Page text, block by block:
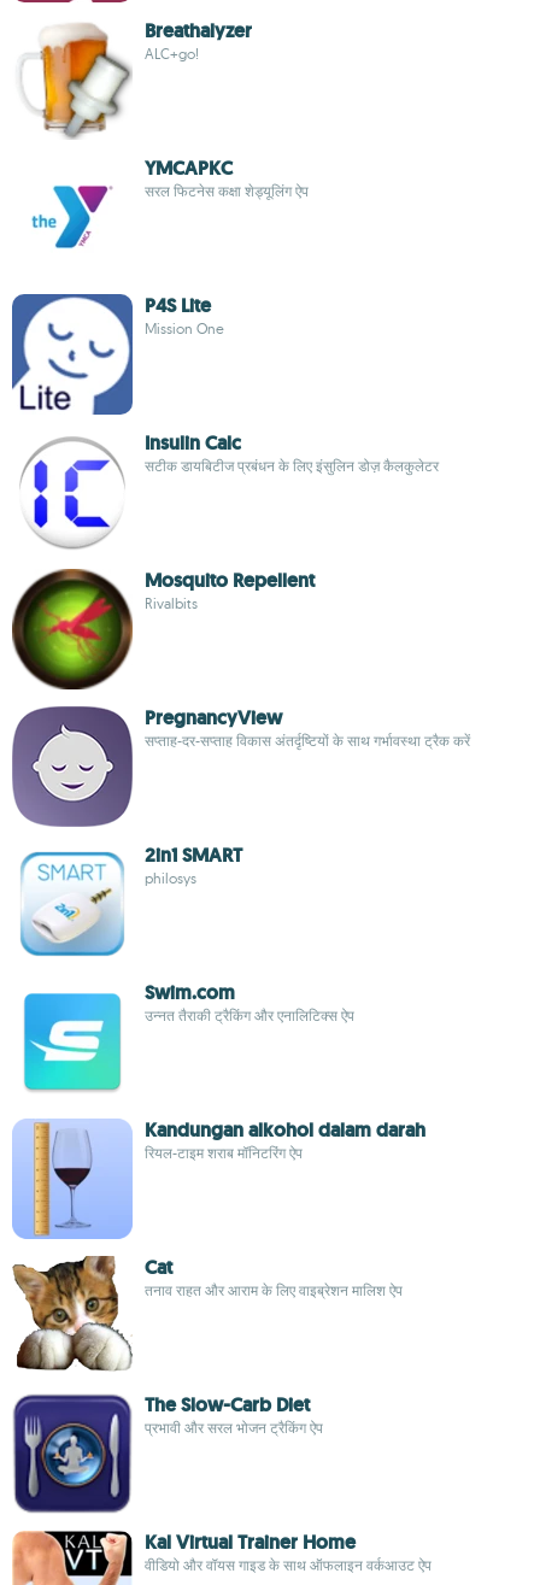
Breathalyzer
ALC+go!
YMCAPKC
सरल फिटनेस कक्षा शेड्यूलिंग ऐप
P4S Lite
Mission One
Insulin Calc
सटीक डायबिटीज प्रबंधन के लिए इंसुलिन डोज़ कैलकुलेटर
Mosquito Repellent
Rivalbits
PregnancyView
सप्ताह-दर-सप्ताह विकास अंतर्दृष्टियों के साथ गर्भावस्था ट्रैक करें
2in1 SMART
philosys
Swim.com
उन्नत तैराकी ट्रैकिंग और एनालिटिक्स ऐप
Kandungan alkohol dalam darah
रियल-टाइम शराब मॉनिटरिंग ऐप
Cat
तनाव राहत और आराम के लिए वाइब्रेशन मालिश ऐप
The Slow-Carb Diet
प्रभावी और सरल भोजन ट्रैकिंग ऐप
Kal Virtual Trainer Home
वीडियो और वॉयस गाइड के साथ ऑफलाइन वर्कआउट ऐप